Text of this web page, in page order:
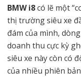
BMW i8có lẽ một
thị trường siêu xe
đám của mình,
doanh thu cực kỳ
siêu xe này còn có
của nhiều phiên